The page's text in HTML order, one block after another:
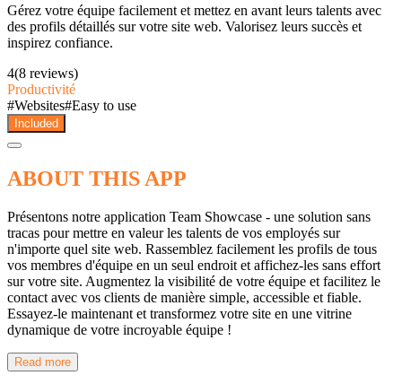
Gérez votre équipe facilement et mettez en avant leurs talents avec
des profils détaillés sur votre site web. Valorisez leurs succès et
inspirez confiance.
4(8 reviews)
Productivité
#Websites#Easy to use
Included
ABOUT THIS APP
Présentons notre application Team Showcase - une solution sans
tracas pour mettre en valeur les talents de vos employés sur
n'importe quel site web. Rassemblez facilement les profils de tous
vos membres d'équipe en un seul endroit et affichez-les sans effort
sur votre site. Augmentez la visibilité de votre équipe et facilitez le
contact avec vos clients de manière simple, accessible et fiable.
Essayez-le maintenant et transformez votre site en une vitrine
dynamique de votre incroyable équipe !
Read more